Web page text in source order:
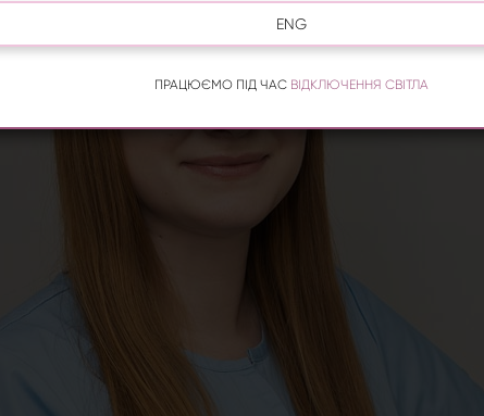
ENG
ПРАЦЮЄМО ПІД ЧАС ВІДКЛЮЧЕННЯ СВІТЛА